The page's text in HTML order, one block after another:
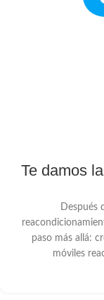
Te damos
Después
paso más allá:
móviles